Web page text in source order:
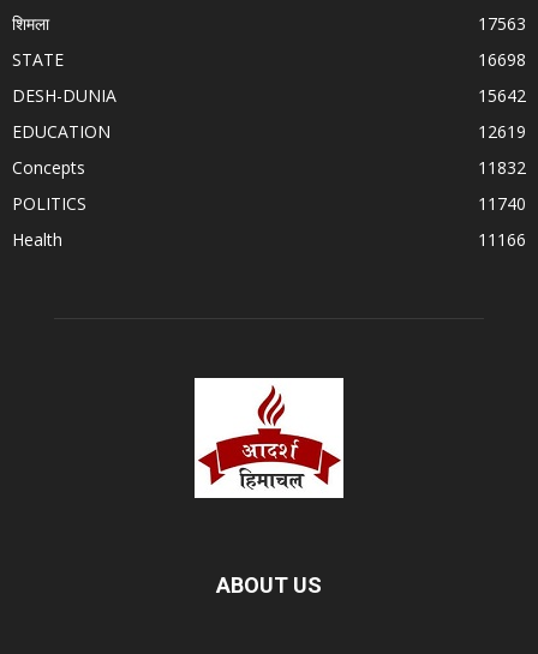
शिमला
17563
STATE
16698
DESH-DUNIA
15642
EDUCATION
12619
Concepts
11832
POLITICS
11740
Health
11166
ABOUT US